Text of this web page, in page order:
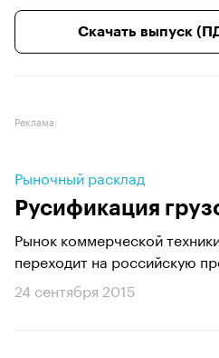
Скачать выпуск
Реклама:
Рыночный расклад
Русификация
Рынок коммерческой
переходит на российскую
24 сентября 2015